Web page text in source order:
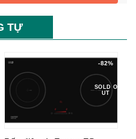
TỰ
-82%
SOLD O
UT